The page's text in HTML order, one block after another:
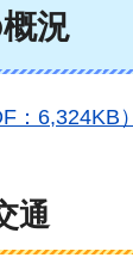
況
：6,324KB）
通